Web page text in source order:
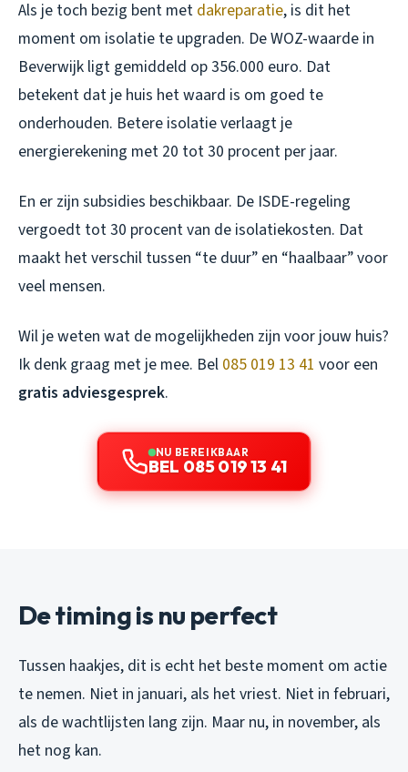
Als je toch bezig bent met dakreparatie, is dit het
moment om isolatie te upgraden. De WOZ-waarde in
Beverwijk ligt gemiddeld op 356.000 euro. Dat
betekent dat je huis het waard is om goed te
onderhouden. Betere isolatie verlaagt je
energierekening met 20 tot 30 procent per jaar.
En er zijn subsidies beschikbaar. De ISDE-regeling
vergoedt tot 30 procent van de isolatiekosten. Dat
maakt het verschil tussen “te duur” en “haalbaar” voor
veel mensen.
Wil je weten wat de mogelijkheden zijn voor jouw huis?
Ik denk graag met je mee. Bel 085 019 13 41 voor een
gratis adviesgesprek.
NU BEREIKBAAR
BEL 085 019 13 41
De timing is nu perfect
Tussen haakjes, dit is echt het beste moment om actie
te nemen. Niet in januari, als het vriest. Niet in februari,
als de wachtlijsten lang zijn. Maar nu, in november, als
het nog kan.